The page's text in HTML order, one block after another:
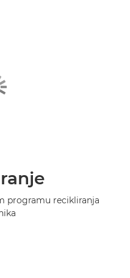
programu recikliranja